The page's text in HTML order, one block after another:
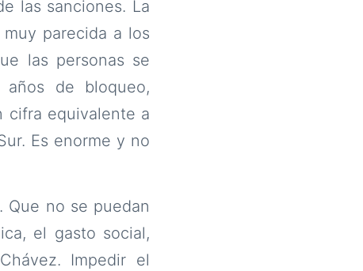
las sanciones. La
parecida a los
las personas se
de bloqueo,
cifra equivalente a
Es enorme y no
Que no se puedan
el gasto social,
Impedir el